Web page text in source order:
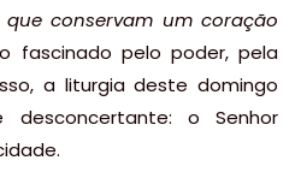
conservam um coração
fascinado pelo poder, pela
a liturgia deste domingo
desconcertante: o Senhor